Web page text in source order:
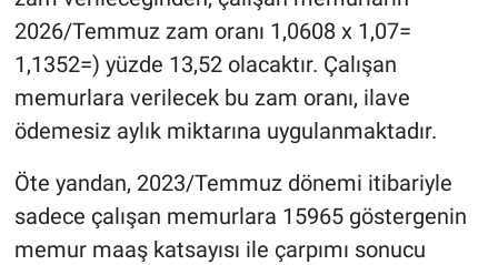
2026/Temmuz zam oranı 1,0608 x 1,07=
1,1352=) yüzde 13,52 olacaktır. Çalışan
memurlara verilecek bu zam oranı, ilave
ödemesiz aylık miktarına uygulanmaktadır.
Öte yandan, 2023/Temmuz dönemi itibariyle
sadece çalışan memurlara 15965 göstergenin
memur maaş katsayısı ile çarpımı sonucu